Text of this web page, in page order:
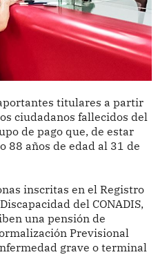
titulares a partir
ciudadanos fallecidos del
de pago que, de estar
88 años de edad al 31 de
inscritas en el Registro
del CONADIS,
una pensión de
Previsional
grave o terminal